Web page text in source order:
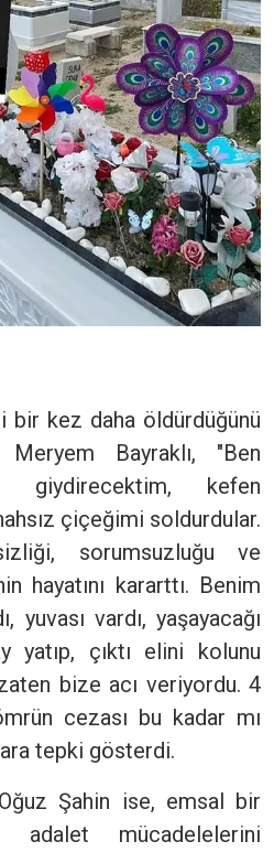
bir kez daha öldürdüğünü
Bayraklı, "Ben
giydirecektim, kefen
çiçeğimi soldurdular.
sorumsuzluğu ve
hayatını kararttı. Benim
yuvası vardı, yaşayacağı
yatıp, çıktı elini kolunu
bize acı veriyordu. 4
cezası bu kadar mı
tepki gösterdi.
Şahin ise, emsal bir
mücadelelerini